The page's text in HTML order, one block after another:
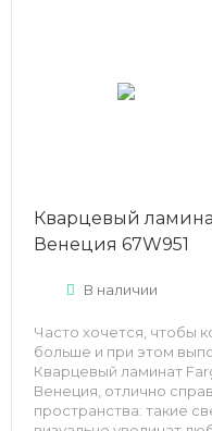
Кварцевый
Венеция 67W951
В наличии
Часто хочется, чтобы
больше и при этом
Кварцевый ламинат
Венеция, отлично
пространства: такие